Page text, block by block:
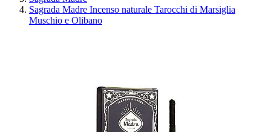
Sagrada Madre Incenso naturale Tarocchi di Marsiglia
Muschio e Olibano